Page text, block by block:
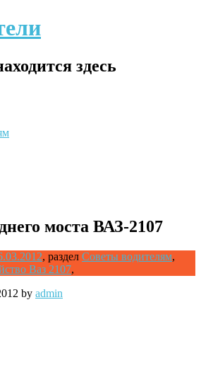
здесь
моста ВАЗ-2107
, раздел Советы водителям,
Ваз 2107,
by admin